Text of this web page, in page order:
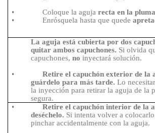
•
Coloque la aguja recta en la
•
Enrósquela hasta que quede
La aguja está cubierta por dos
quitar ambos capuchones. Si olvida
capuchones, no inyectará solución.
•
Retire el capuchón exterior de la
guárdelo para más tarde. Lo
la inyección para retirar la aguja de la
segura.
•
Retire el capuchón interior de la
deséchelo. Si intenta volver a
pinchar accidentalmente con la aguja.